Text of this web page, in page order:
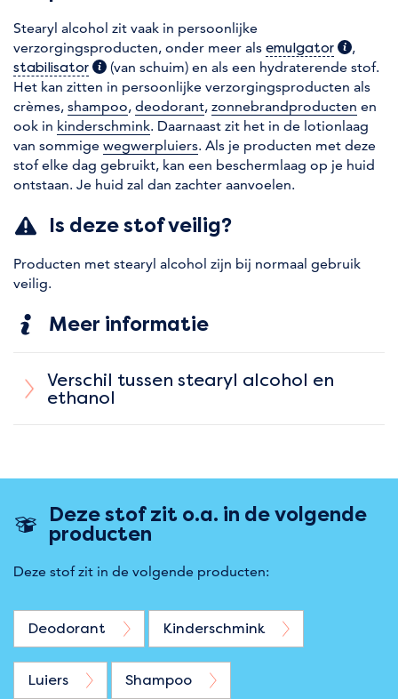
Stearyl alcohol zit vaak in persoonlijke
verzorgingsproducten, onder meer als emulgator (extra
,
stabilisator (extra informatie)
(van schuim) en als een hydraterende stof.
Het kan zitten in persoonlijke verzorgingsproducten als
crèmes, shampoo, deodorant, zonnebrandproducten en
ook in kinderschmink. Daarnaast zit het in de lotionlaag
van sommige wegwerpluiers. Als je producten met deze
stof elke dag gebruikt, kan een beschermlaag op je huid
ontstaan. Je huid zal dan zachter aanvoelen.
Is deze stof veilig?
Producten met stearyl alcohol zijn bij normaal gebruik
veilig.
Meer informatie
Verschil tussen stearyl alcohol en
ethanol
Deze stof zit o.a. in de volgende
producten
Deze stof zit in de volgende producten:
Deodorant Kinderschmink
Luiers Shampoo